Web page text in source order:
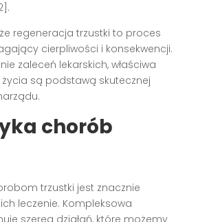
regeneracja trzustki to proces
cierpliwości i konsekwencji.
zaleceń lekarskich, właściwa
są podstawą skutecznej
chorób
trzustki jest znacznie
leczenie. Kompleksowa
szereg działań, które możemy